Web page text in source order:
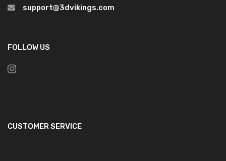
support@3dvikings.com
FOLLOW US
CUSTOMER SERVICE